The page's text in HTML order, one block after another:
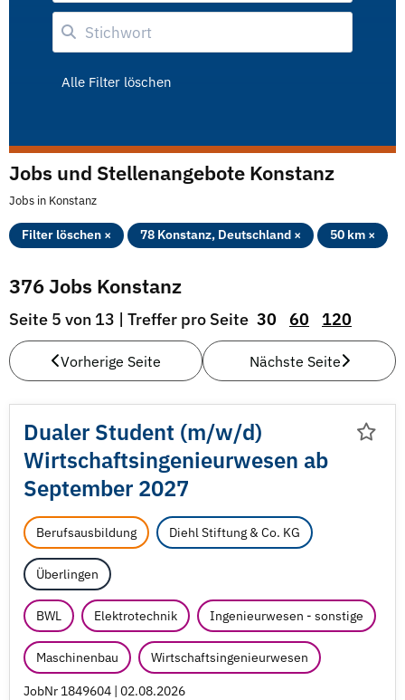
Alle Filter löschen
Jobs und Stellenangebote Konstanz
Jobs in Konstanz
Filter löschen × 78 Konstanz, Deutschland × 50 km ×
376 Jobs Konstanz
Seite 5 von 13 | Treffer pro Seite 30 60 120
Vorherige Seite Nächste Seite
Dualer Student (m/w/d)
Wirtschaftsingenieurwesen ab
September 2027
Berufsausbildung Diehl Stiftung & Co. KG
Überlingen
BWL Elektrotechnik Ingenieurwesen - sonstige
Maschinenbau Wirtschaftsingenieurwesen
JobNr 1849604 | 02.08.2026